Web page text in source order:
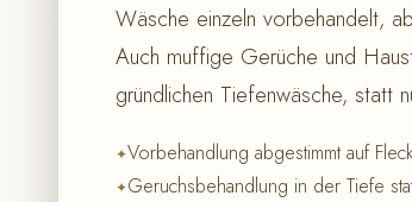
Wäsche einzeln vorbehandelt,
Auch muffige Gerüche und
gründlichen Tiefenwäsche, statt
Vorbehandlung abgestimmt auf
Geruchsbehandlung in der Tiefe